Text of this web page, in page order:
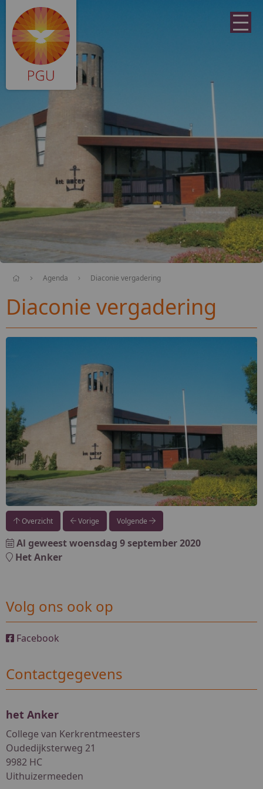
Agenda Diaconie vergadering
Diaconie vergadering
Overzicht Vorige Volgende
Al geweestwoensdag 9 september 2020
Het Anker
Volg ons ook op
Facebook
Contactgegevens
het Anker
College van Kerkrentmeesters
Oudedijksterweg 21
9982 HC
Uithuizermeeden